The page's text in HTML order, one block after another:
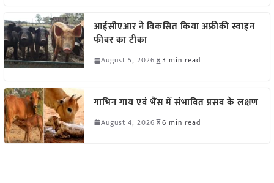
आईसीएआर ने विकसित किया अफ्रीकी स्वाइन
फीवर का टीका
August 5, 2026 3 min read
गाभिन गाय एवं भैंस में संभावित प्रसव के लक्षण
August 4, 2026 6 min read